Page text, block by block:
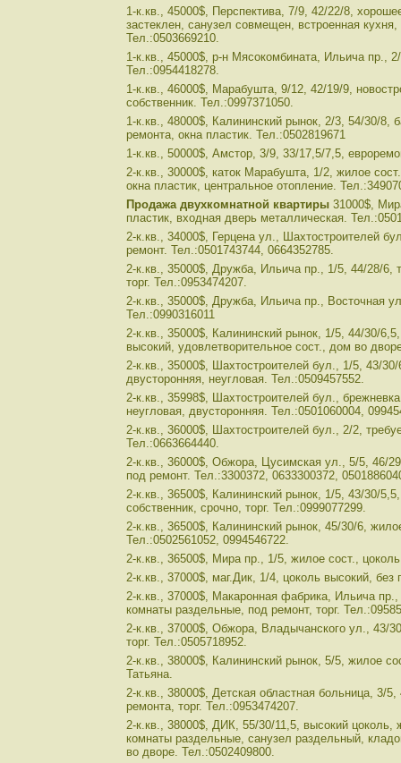
1-к.кв., 45000$, Перспектива, 7/9, 42/22/8,
застеклен, санузел совмещен, встроенная кухня,
Тел.:0503669210.
1-к.кв., 45000$, р-н Мясокомбината, Ильича пр.,
Тел.:0954418278.
1-к.кв., 46000$, Марабушта, 9/12, 42/19/9,
собственник. Тел.:0997371050.
1-к.кв., 48000$, Калининский рынок, 2/3, 54/30/8,
ремонта, окна пластик. Тел.:0502819671
1-к.кв., 50000$, Амстор, 3/9, 33/17,5/7,5,
2-к.кв., 30000$, каток Марабушта, 1/2, жилое
окна пластик, центральное отопление.
Продажа двухкомнатной квартиры31000$,
пластик, входная дверь металлическая.
2-к.кв., 34000$, Герцена ул., Шахтостроителей
ремонт. Тел.:0501743744, 0664352785.
2-к.кв., 35000$, Дружба, Ильича пр., 1/5, 44/28/6,
торг. Тел.:0953474207.
2-к.кв., 35000$, Дружба, Ильича пр., Восточная
Тел.:0990316011
2-к.кв., 35000$, Калининский рынок, 1/5, 44/30/
высокий, удовлетворительное сост., дом во
2-к.кв., 35000$, Шахтостроителей бул., 1/5, 43/
двусторонняя, неугловая. Тел.:0509457552.
2-к.кв., 35998$, Шахтостроителей бул.,
неугловая, двусторонняя. Тел.:0501060004,
2-к.кв., 36000$, Шахтостроителей бул., 2/2,
Тел.:0663664440.
2-к.кв., 36000$, Обжора, Цусимская ул., 5/5, 46/
под ремонт. Тел.:3300372, 0633300372,
2-к.кв., 36500$, Калининский рынок, 1/5, 43/30/
собственник, срочно, торг. Тел.:0999077299.
2-к.кв., 36500$, Калининский рынок, 45/30/6,
Тел.:0502561052, 0994546722.
2-к.кв., 36500$, Мира пр., 1/5, жилое сост.,
2-к.кв., 37000$, маг.Дик, 1/4, цоколь высокий, без
2-к.кв., 37000$, Макаронная фабрика, Ильича
комнаты раздельные, под ремонт, торг.
2-к.кв., 37000$, Обжора, Владычанского ул., 43/
торг. Тел.:0505718952.
2-к.кв., 38000$, Калининский рынок, 5/5, жилое
Татьяна.
2-к.кв., 38000$, Детская областная больница, 3/5,
ремонта, торг. Тел.:0953474207.
2-к.кв., 38000$, ДИК, 55/30/11,5, высокий цоколь,
комнаты раздельные, санузел раздельный,
во дворе. Тел.:0502409800.